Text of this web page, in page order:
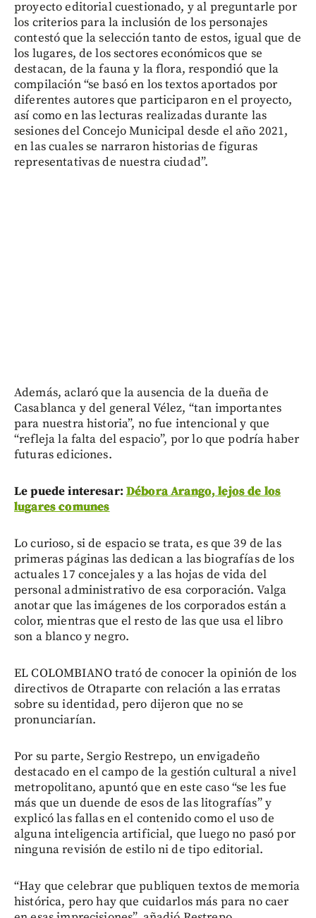
proyecto editorial cuestionado, y al preguntarle por
los criterios para la inclusión de los personajes
contestó que la selección tanto de estos, igual que de
los lugares, de los sectores económicos que se
destacan, de la fauna y la flora, respondió que la
compilación “se basó en los textos aportados por
diferentes autores que participaron en el proyecto,
así como en las lecturas realizadas durante las
sesiones del Concejo Municipal desde el año 2021,
en las cuales se narraron historias de figuras
representativas de nuestra ciudad”.
Además, aclaró que la ausencia de la dueña de
Casablanca y del general Vélez, “tan importantes
para nuestra historia”, no fue intencional y que
“refleja la falta del espacio”, por lo que podría haber
futuras ediciones.
Le puede interesar: Débora Arango, lejos de los
lugares comunes
Lo curioso, si de espacio se trata, es que 39 de las
primeras páginas las dedican a las biografías de los
actuales 17 concejales y a las hojas de vida del
personal administrativo de esa corporación. Valga
anotar que las imágenes de los corporados están a
color, mientras que el resto de las que usa el libro
son a blanco y negro.
EL COLOMBIANO trató de conocer la opinión de los
directivos de Otraparte con relación a las erratas
sobre su identidad, pero dijeron que no se
pronunciarían.
Por su parte, Sergio Restrepo, un envigadeño
destacado en el campo de la gestión cultural a nivel
metropolitano, apuntó que en este caso “se les fue
más que un duende de esos de las litografías” y
explicó las fallas en el contenido como el uso de
alguna inteligencia artificial, que luego no pasó por
ninguna revisión de estilo ni de tipo editorial.
“Hay que celebrar que publiquen textos de memoria
histórica, pero hay que cuidarlos más para no caer